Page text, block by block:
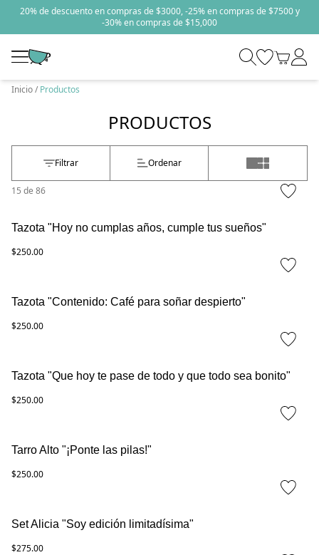
20% de descuento en compras de $3000, -25% en compras de $7500 y
-30% en compras de $15,000
Inicio Productos
PRODUCTOS
Filtrar Ordenar
15 de 86
Tazota "Hoy no cumplas años, cumple tus sueños"
$250.00
Tazota "Contenido: Café para soñar despierto"
$250.00
Tazota "Que hoy te pase de todo y que todo sea bonito"
$250.00
Tarro Alto "¡Ponte las pilas!"
$250.00
Set Alicia "Soy edición limitadísima"
$275.00